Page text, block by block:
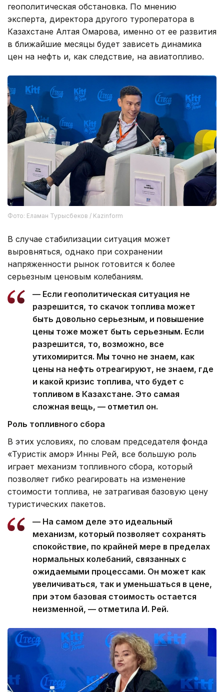
геополитическая обстановка. По мнению
эксперта, директора другого туроператора в
Казахстане Алтая Омарова, именно от ее развития
в ближайшие месяцы будет зависеть динамика
цен на нефть и, как следствие, на авиатопливо.
Фото: Еламан Турысбеков / Kazinform
В случае стабилизации ситуация может
выровняться, однако при сохранении
напряженности рынок готовится к более
серьезным ценовым колебаниям.
— Если геополитическая ситуация не
разрешится, то скачок топлива может
быть довольно серьезным, и повышение
цены тоже может быть серьезным. Если
разрешится, то, возможно, все
утихомирится. Мы точно не знаем, как
цены на нефть отреагируют, не знаем, где
и какой кризис топлива, что будет с
топливом в Казахстане. Это самая
сложная вещь, — отметил он.
Роль топливного сбора
В этих условиях, по словам председателя фонда
«Туристік қамқор» Инны Рей, все большую роль
играет механизм топливного сбора, который
позволяет гибко реагировать на изменение
стоимости топлива, не затрагивая базовую цену
туристических пакетов.
— На самом деле это идеальный
механизм, который позволяет сохранять
спокойствие, по крайней мере в пределах
нормальных колебаний, связанных с
ожидаемыми процессами. Он может как
увеличиваться, так и уменьшаться в цене,
при этом базовая стоимость остается
неизменной, — отметила И. Рей.